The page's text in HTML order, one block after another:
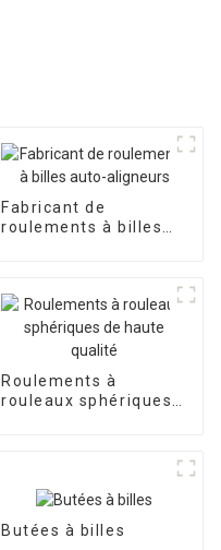
Fabricant de
roulements à billes
Roulements à
rouleaux sphériques
Butées à billes